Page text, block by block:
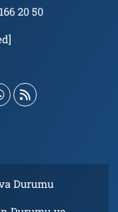
20 50
Durumu